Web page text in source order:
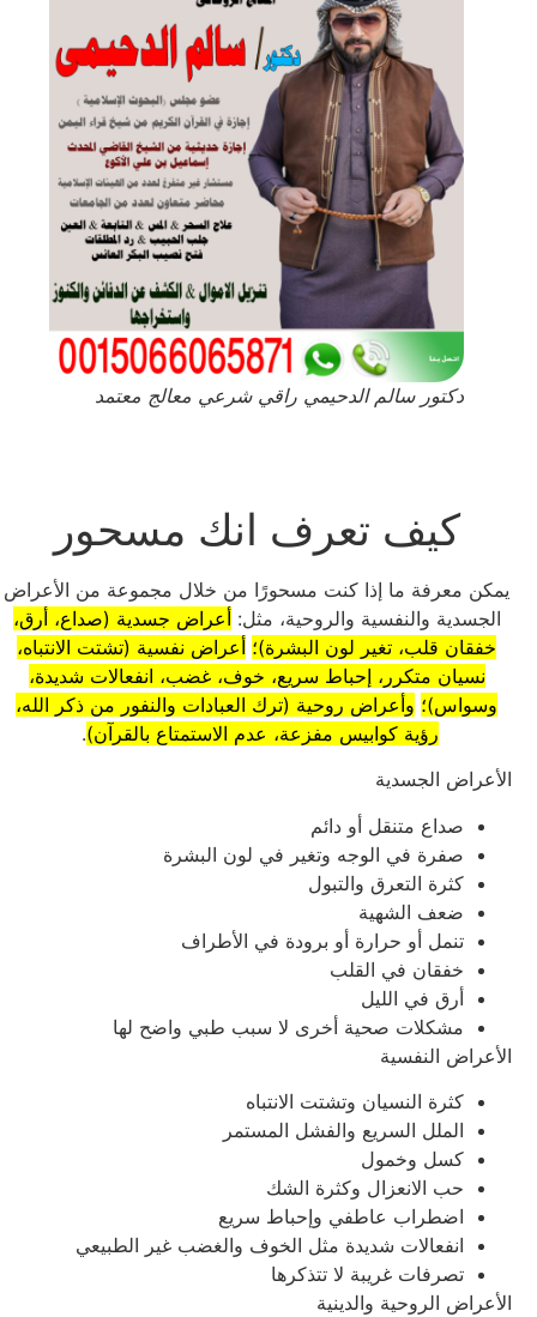
دكتور سالم الدحيمي راقي شرعي معالج معتمد
كيف تعرف انك مسحور
يمكن معرفة ما إذا كنت مسحورًا من خلال مجموعة من الأعراض
الجسدية والنفسية والروحية، مثل:أعراض جسدية (صداع، أرق،
خفقان قلب، تغير لون البشرة)؛ أعراض نفسية (تشتت الانتباه،
نسيان متكرر، إحباط سريع، خوف، غضب، انفعالات شديدة،
وسواس)؛ وأعراض روحية (ترك العبادات والنفور من ذكر الله،
رؤية كوابيس مفزعة، عدم الاستمتاع بالقرآن).
الأعراض الجسدية
صداع متنقل أو دائم
صفرة في الوجه وتغير في لون البشرة
كثرة التعرق والتبول
ضعف الشهية
تنمل أو حرارة أو برودة في الأطراف
خفقان في القلب
أرق في الليل
مشكلات صحية أخرى لا سبب طبي واضح لها
الأعراض النفسية
كثرة النسيان وتشتت الانتباه
الملل السريع والفشل المستمر
كسل وخمول
حب الانعزال وكثرة الشك
اضطراب عاطفي وإحباط سريع
انفعالات شديدة مثل الخوف والغضب غير الطبيعي
تصرفات غريبة لا تتذكرها
الأعراض الروحية والدينية